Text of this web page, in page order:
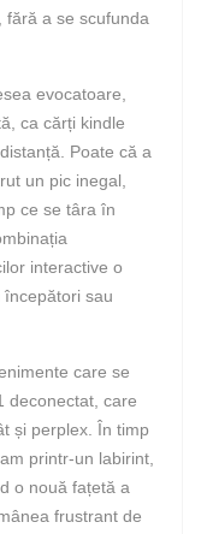
fără a se scufunda
evocatoare,
ca cărți kindle
Poate că a
un pic inegal,
ce se târa în
interactive o
sau
care se
deconectat, care
și perplex. În timp
printr-un labirint,
o nouă fațetă a
frustrant de